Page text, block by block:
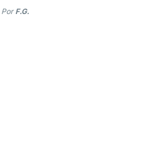
Por F.G.